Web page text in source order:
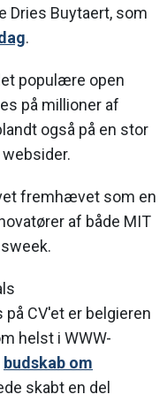
Dries Buytaert, som
.
populære open
på millioner af
også på en stor
fremhævet som en
af både MIT
CV'et er belgieren
helst i WWW-
budskab om
skabt en del